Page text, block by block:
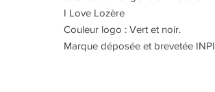
I Love Lozère
Couleur logo : Vert et noir.
Marque déposée et brevetée